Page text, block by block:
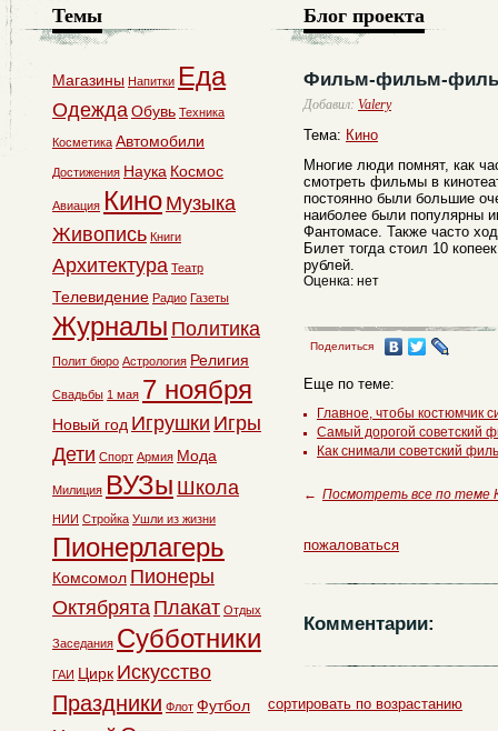
Блог проекта
Фильм-фильм-
Добавил: Valery
Тема: Кино
Многие люди помнят, как
смотреть фильмы в
постоянно были большие
наиболее были популярны
Фантомасе. Также часто
Билет тогда стоил 10
рублей.
Оценка: нет
Поделиться
Еще по теме:
Главное, чтобы костюмчик
Самый дорогой советский
Как снимали советский
← Посмотреть все по теме
пожаловаться
Комментарии:
сортировать по возрастанию
Темы
Магазины Напитки Еда
ОдеждаОбувь Техника
Косметика Автомобили
Достижения Наука Космос
Авиация Кино Музыка
Живопись Книги
Архитектура Театр
Телевидение Радио Газеты
Журналы Политика
Полит бюро Астрология Религия
Свадьбы 1 мая 7 ноября
Новый год Игрушки Игры
Дети Спорт Армия Мода
Милиция ВУЗы Школа
НИИ Стройка Ушли из жизни
Пионерлагерь
Комсомол Пионеры
Октябрята Плакат Отдых
Заседания Субботники
ГАИ Цирк Искусство
Праздники Флот Футбол